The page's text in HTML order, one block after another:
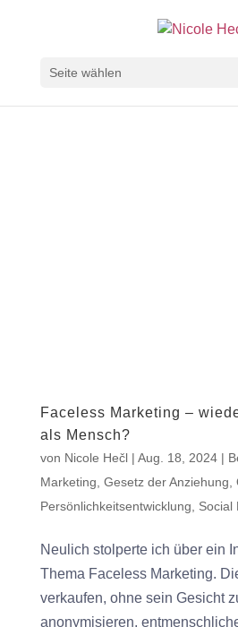
Seite wählen
Faceless Marketing –
als Mensch?
von Nicole Hečl| Aug. 18, 2024|
Marketing Gesetz der Anziehung
Persönlichkeitsentwicklung
Social
Neulich stolperte ich über ein
Thema Faceless Marketing.
verkaufen, ohne sein Gesicht
anonymisieren,